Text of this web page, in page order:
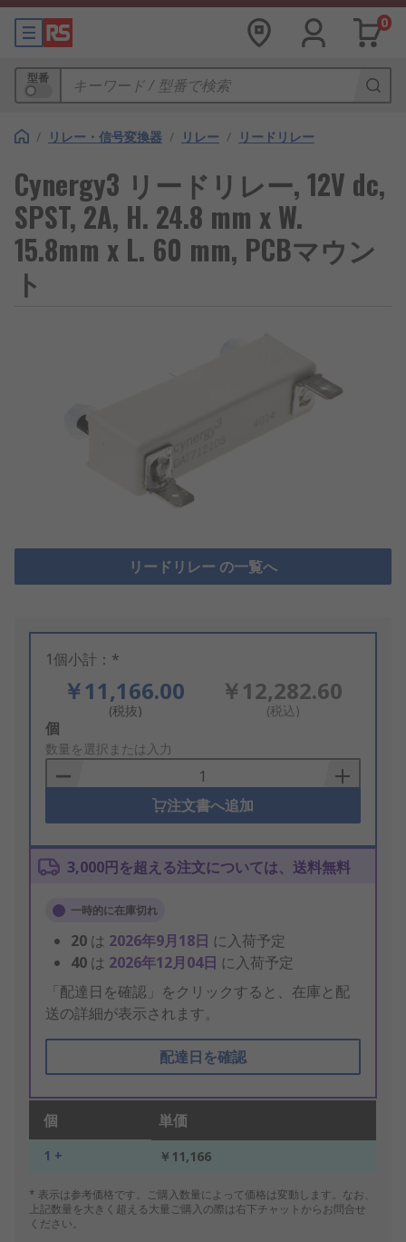
0
型番
/ リレー・信号変換器 / リレー / リードリレー
Cynergy3 リードリレー, 12V dc,
SPST, 2A, H. 24.8 mm x W.
15.8mm x L. 60 mm, PCBマウン
ト
リードリレー の一覧へ
1個小計：*
￥11,166.00
(税抜)
￥12,282.60
(税込)
Add
to
Basket
個
数量を選択または入力
注文書へ追加
3,000円を超える注文については、送料無料
一時的に在庫切れ
20 は 2026年9月18日 に入荷予定
40 は 2026年12月04日 に入荷予定
「配達日を確認」をクリックすると、在庫と配
送の詳細が表示されます。
配達日を確認
個 単価
1 + ￥11,166
* 表示は参考価格です。ご購入数量によって価格は変動します。なお、
上記数量を大きく超える大量ご購入の際は右下チャットからお問合せ
ください。